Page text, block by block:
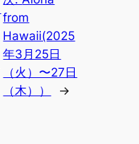
from
Hawaii(2025
年3月25日
（火）〜27日
（木））
→